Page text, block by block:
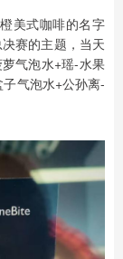
美式咖啡的名字
赛的主题，当天
气泡水+瑶-水果
气泡水+公孙离-